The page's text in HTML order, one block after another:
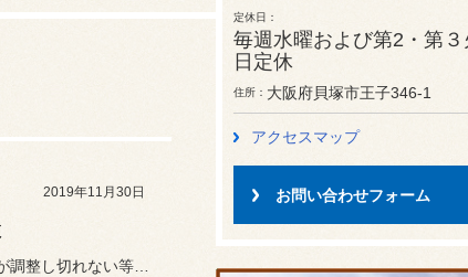
2019年11月30日
定休日
毎週水曜および第2・第３
日定休
住所 大阪府貝塚市王子346-1
アクセスマップ
お問い合わせフォーム